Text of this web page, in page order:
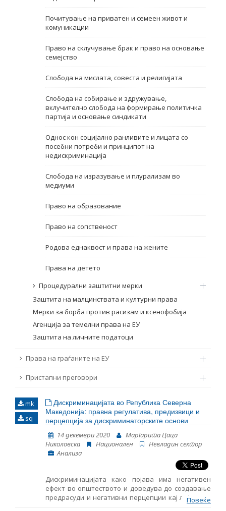
Датум на објавување
Име, опис или клучен збор
Почитување на приватен и семеен живот и
комуникации
Право на склучување брак и право на основање
семејство
Слобода на мислата, совеста и религијата
Слобода на собирање и здружување,
вклучително слобода на формирање политичка
партија и основање синдикати
Однос кон социјално ранливите и лицата со
посебни потреби и принципот на
недискриминација
Слобода на изразување и плурализам во
медиуми
Право на образование
Право на сопственост
Родова еднаквост и права на жените
Права на детето
Процедурални заштитни мерки
Заштита на малцинствата и културни права
Мерки за борба против расизам и ксенофобија
Агенција за темелни права на ЕУ
Заштита на личните податоци
Права на граѓаните на ЕУ
Пристапни преговори
mk
sq
Дискриминацијата во Република Северна
Македонија: правна регулатива, предизвици и
перцепција за дискриминаторските основи
14 декември 2020
Маргарита Цаца
Николовска
Национален
Невладин сектор
Анализа
Дискриминацијата како појава има негативен
ефект во општеството и доведува до создавање
предрасуди и негативни перцепции кај луѓето за
одредена состојба, каде на различноста повеќе
Повеќе